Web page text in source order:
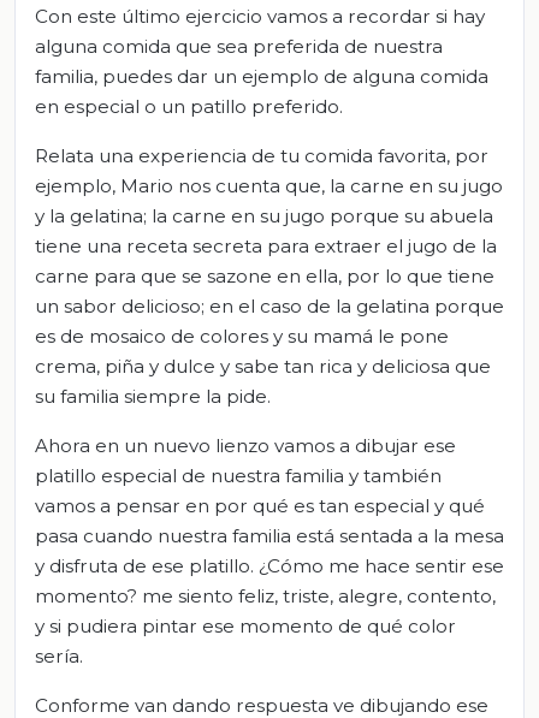
Con este último ejercicio vamos a recordar si hay
alguna comida que sea preferida de nuestra
familia, puedes dar un ejemplo de alguna comida
en especial o un patillo preferido.
Relata una experiencia de tu comida favorita, por
ejemplo, Mario nos cuenta que, la carne en su jugo
y la gelatina; la carne en su jugo porque su abuela
tiene una receta secreta para extraer el jugo de la
carne para que se sazone en ella, por lo que tiene
un sabor delicioso; en el caso de la gelatina porque
es de mosaico de colores y su mamá le pone
crema, piña y dulce y sabe tan rica y deliciosa que
su familia siempre la pide.
Ahora en un nuevo lienzo vamos a dibujar ese
platillo especial de nuestra familia y también
vamos a pensar en por qué es tan especial y qué
pasa cuando nuestra familia está sentada a la mesa
y disfruta de ese platillo. ¿Cómo me hace sentir ese
momento? me siento feliz, triste, alegre, contento,
y si pudiera pintar ese momento de qué color
sería.
Conforme van dando respuesta ve dibujando ese